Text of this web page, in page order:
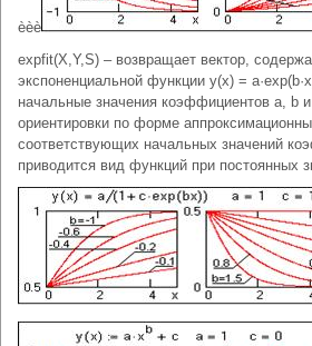
èèè
expfit(X,Y,S) – возвращает вектор,
экспоненциальной функции y(x) =
начальные значения коэффициентов a, b
ориентировки по форме
соответствующих начальных значений
приводится вид функций при постоянных